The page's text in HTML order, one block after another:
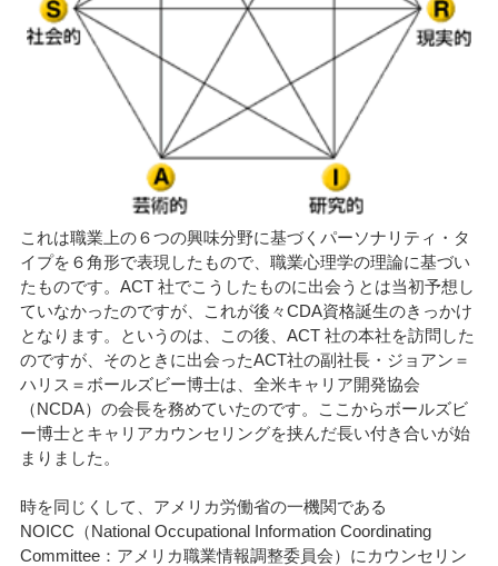
これは職業上の６つの興味分野に基づくパーソナリティ・タ
イプを６角形で表現したもので、職業心理学の理論に基づい
たものです。ACT 社でこうしたものに出会うとは当初予想し
ていなかったのですが、これが後々CDA資格誕生のきっかけ
となります。というのは、この後、ACT 社の本社を訪問した
のですが、そのときに出会ったACT社の副社長・ジョアン＝
ハリス＝ボールズビー博士は、全米キャリア開発協会
（NCDA）の会長を務めていたのです。ここからボールズビ
ー博士とキャリアカウンセリングを挟んだ長い付き合いが始
まりました。
時を同じくして、アメリカ労働省の一機関である
NOICC（National Occupational Information Coordinating
Committee：アメリカ職業情報調整委員会）にカウンセリン